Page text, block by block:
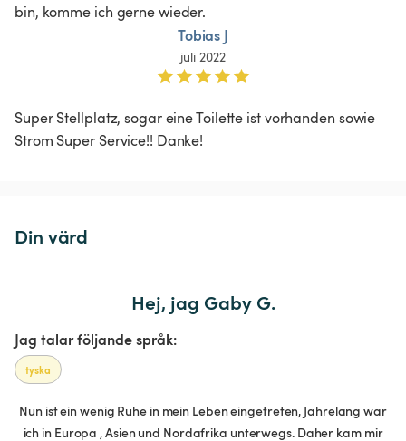
bin, komme ich gerne wieder.
Tobias J
juli 2022
Super Stellplatz, sogar eine Toilette ist vorhanden sowie
Strom Super Service!! Danke!
Din värd
Hej, jag Gaby G.
Jag talar följande språk:
tyska
Nun ist ein wenig Ruhe in mein Leben eingetreten, Jahrelang war
ich in Europa , Asien und Nordafrika unterwegs. Daher kam mir